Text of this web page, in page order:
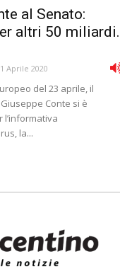
al Senato:
altri 50 miliardi.
Aprile 2020
del 23 aprile, il
Conte si è
la...